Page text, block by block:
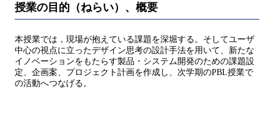
授業の目的（ねらい）、概要
本授業では，現場が抱えている課題を深堀する。そしてユーザ
中心の視点に立ったデザイン思考の設計手法を用いて、新たな
イノベーションをもたらす製品・システム開発のための課題設
定、企画案、プロジェクト計画を作成し、次学期のPBL授業で
の活動へつなげる。